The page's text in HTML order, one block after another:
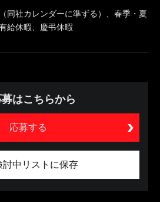
同社カレンダーに準ずる）、春季・夏
給休暇、慶弔休暇
募はこちらから
応募する
討中リストに保存